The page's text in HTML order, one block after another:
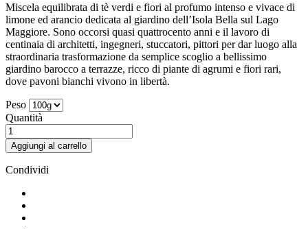
Miscela equilibrata di tè verdi e fiori al profumo intenso e vivace di
limone ed arancio dedicata al giardino dell’Isola Bella sul Lago
Maggiore. Sono occorsi quasi quattrocento anni e il lavoro di
centinaia di architetti, ingegneri, stuccatori, pittori per dar luogo alla
straordinaria trasformazione da semplice scoglio a bellissimo
giardino barocco a terrazze, ricco di piante di agrumi e fiori rari,
dove pavoni bianchi vivono in libertà.
Peso
Quantità
Aggiungi al carrello
Condividi